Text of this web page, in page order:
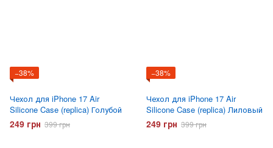
−38%
Чехол для iPhone 17 Air
Silicone Case (replica) Голубой
249 грн 399 грн
−38%
Чехол для iPhone 17 Air
Silicone Case (replica) Лиловый
249 грн 399 грн